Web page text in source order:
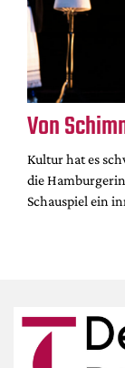
Von
Kultur hat es
die
Schauspiel ein